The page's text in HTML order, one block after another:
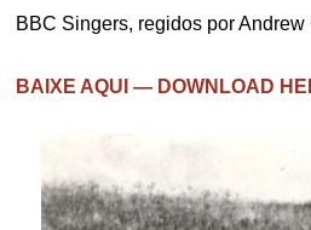
BBC Singers, regidos por Andrew
BAIXE AQUI — DOWNLOAD